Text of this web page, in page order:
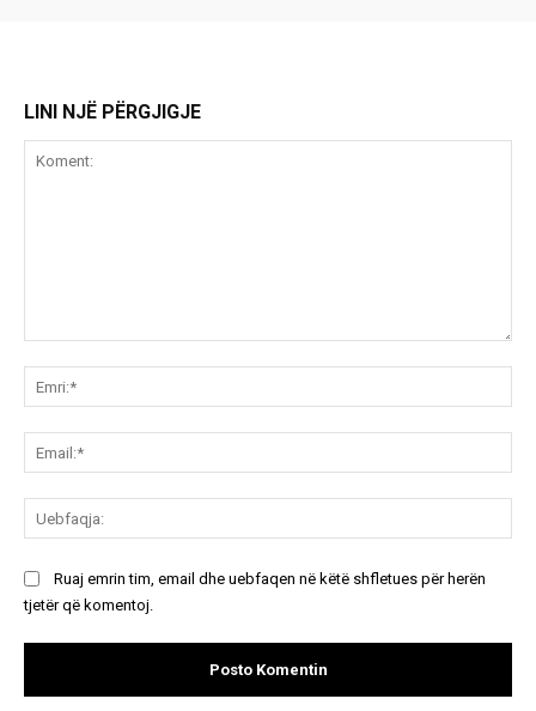
LINI NJË PËRGJIGJE
Ruaj emrin tim, email dhe uebfaqen në këtë shfletues për herën
tjetër që komentoj.